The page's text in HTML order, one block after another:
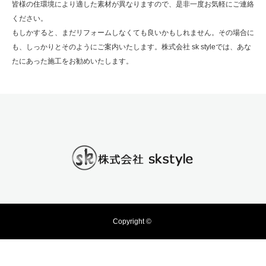
皆様の住環境により適した素材が異なりますので、是非一度お気軽にご連絡
ください。
もしかすると、まだリフォームしなくても良いかもしれません。その場合に
も、しっかりとそのようにご案内いたします。株式会社 sk styleでは、あな
たにあった施工をお勧めいたします。
Copyright ©